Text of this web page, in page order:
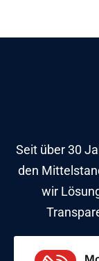
Seit über 30
den
wir